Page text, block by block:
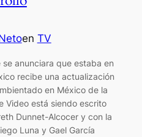
en TV
anunciara que estaba en
recibe una actualización
en México de la
Video está siendo escrito
Dunnet-Alcocer y con la
Luna y Gael García